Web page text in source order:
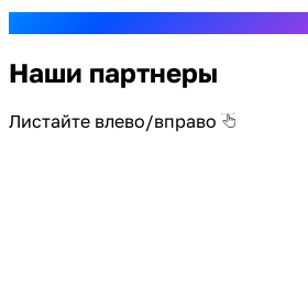
Наши партнеры
Листайте влево/вправо